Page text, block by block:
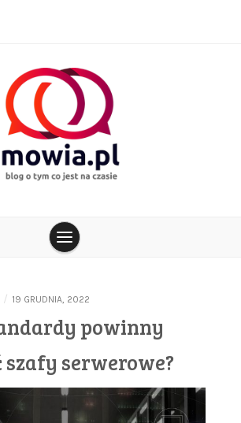
/ 19 GRUDNIA, 2022
powinny
szafy serwerowe?